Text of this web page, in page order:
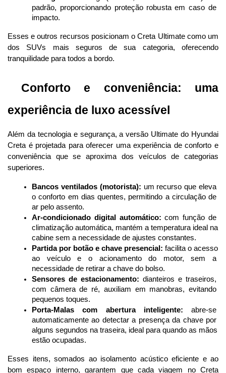
padrão, proporcionando proteção robusta em caso de
impacto.
Esses e outros recursos posicionam o Creta Ultimate como um
dos SUVs mais seguros de sua categoria, oferecendo
tranquilidade para todos a bordo.
Conforto e conveniência: uma
experiência de luxo acessível
Além da tecnologia e segurança, a versão Ultimate do Hyundai
Creta é projetada para oferecer uma experiência de conforto e
conveniência que se aproxima dos veículos de categorias
superiores.
Bancos ventilados (motorista): um recurso que eleva
o conforto em dias quentes, permitindo a circulação de
ar pelo assento.
Ar-condicionado digital automático: com função de
climatização automática, mantém a temperatura ideal na
cabine sem a necessidade de ajustes constantes.
Partida por botão e chave presencial: facilita o acesso
ao veículo e o acionamento do motor, sem a
necessidade de retirar a chave do bolso.
Sensores de estacionamento: dianteiros e traseiros,
com câmera de ré, auxiliam em manobras, evitando
pequenos toques.
Porta-Malas com abertura inteligente: abre-se
automaticamente ao detectar a presença da chave por
alguns segundos na traseira, ideal para quando as mãos
estão ocupadas.
Esses itens, somados ao isolamento acústico eficiente e ao
bom espaço interno, garantem que cada viagem no Creta